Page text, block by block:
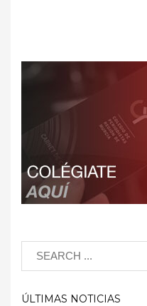
ÚLTIMAS NOTICIAS